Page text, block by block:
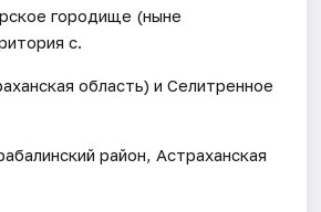
городище (ныне
с.
область) и Селитренное
район, Астраханская